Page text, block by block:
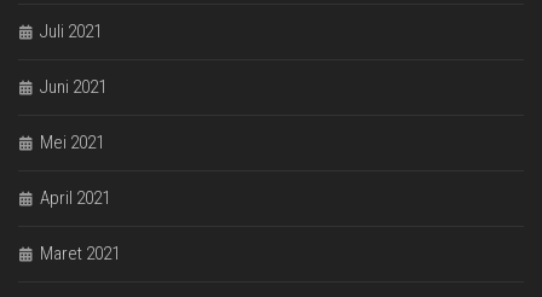
Juli 2021
Juni 2021
Mei 2021
April 2021
Maret 2021